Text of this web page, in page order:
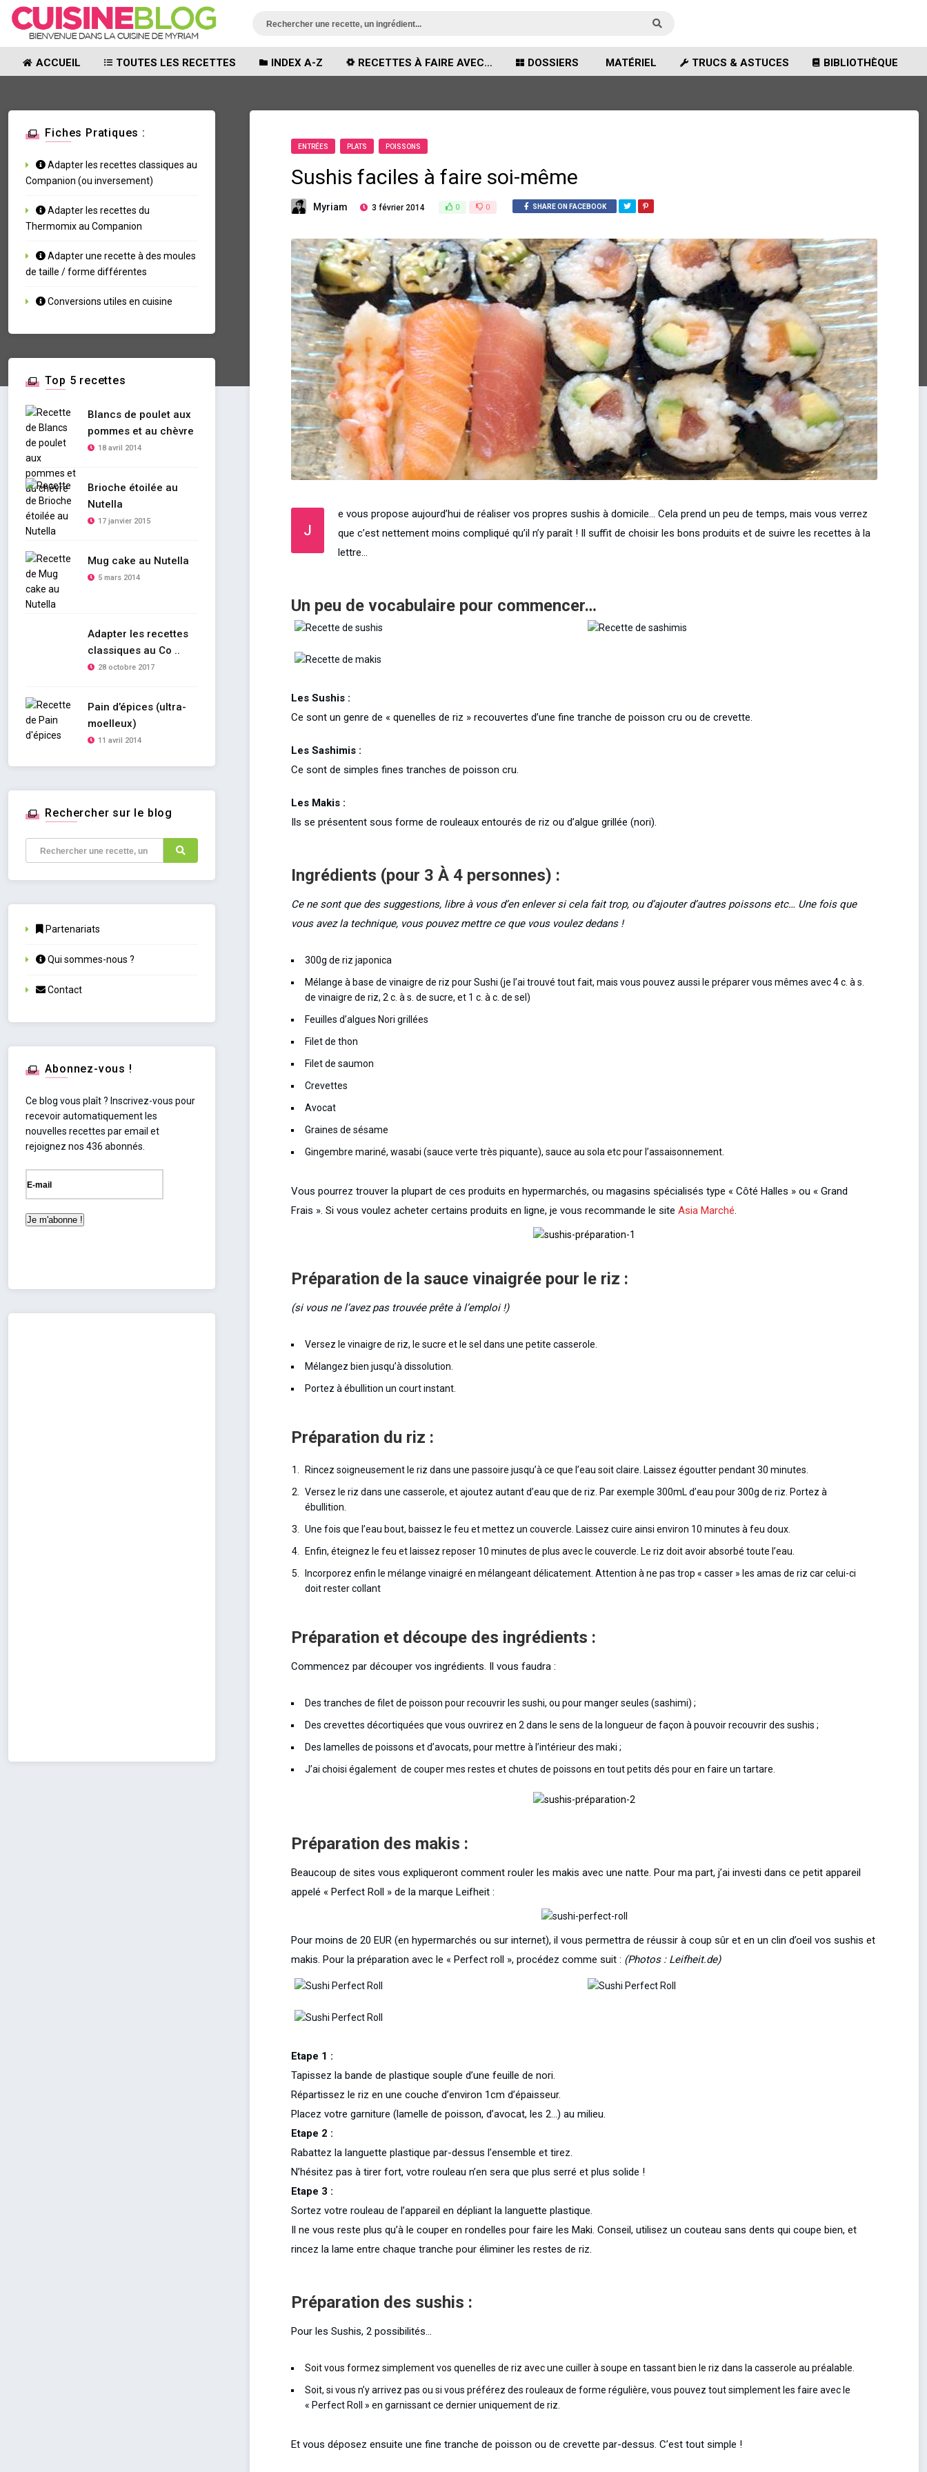
ACCUEIL TOUTES LES RECETTES INDEX A-Z RECETTES À FAIRE AVEC… DOSSIERS MATÉRIEL TRUCS & ASTUCES BIBLIOTHÈQUE
ENTRÉES PLATS POISSONS
Sushis faciles à faire soi-même
Myriam 3 février 2014 0 0 SHARE ON FACEBOOK
J
e vous propose aujourd’hui de réaliser vos propres sushis à domicile… Cela prend un peu de temps, mais vous verrez
que c’est nettement moins compliqué qu’il n’y paraît ! Il suffit de choisir les bons produits et de suivre les recettes à la
lettre…
Un peu de vocabulaire pour commencer…
Les Sushis :
Ce sont un genre de « quenelles de riz » recouvertes d’une fine tranche de poisson cru ou de crevette.
Les Sashimis :
Ce sont de simples fines tranches de poisson cru.
Les Makis :
Ils se présentent sous forme de rouleaux entourés de riz ou d’algue grillée (nori).
Ingrédients (pour 3 À 4 personnes) :
Ce ne sont que des suggestions, libre à vous d’en enlever si cela fait trop, ou d’ajouter d’autres poissons etc… Une fois que
vous avez la technique, vous pouvez mettre ce que vous voulez dedans !
300g de riz japonica
Mélange à base de vinaigre de riz pour Sushi (je l’ai trouvé tout fait, mais vous pouvez aussi le préparer vous mêmes avec 4 c. à s.
de vinaigre de riz, 2 c. à s. de sucre, et 1 c. à c. de sel)
Feuilles d’algues Nori grillées
Filet de thon
Filet de saumon
Crevettes
Avocat
Graines de sésame
Gingembre mariné, wasabi (sauce verte très piquante), sauce au sola etc pour l’assaisonnement.
Vous pourrez trouver la plupart de ces produits en hypermarchés, ou magasins spécialisés type « Côté Halles » ou « Grand
Frais ». Si vous voulez acheter certains produits en ligne, je vous recommande le site Asia Marché
Préparation de la sauce vinaigrée pour le riz :
(si vous ne l’avez pas trouvée prête à l’emploi !)
Versez le vinaigre de riz, le sucre et le sel dans une petite casserole.
Mélangez bien jusqu’à dissolution.
Portez à ébullition un court instant.
Préparation du riz :
Rincez soigneusement le riz dans une passoire jusqu’à ce que l’eau soit claire. Laissez égoutter pendant 30 minutes.
Versez le riz dans une casserole, et ajoutez autant d’eau que de riz. Par exemple 300mL d’eau pour 300g de riz. Portez à
ébullition.
Une fois que l’eau bout, baissez le feu et mettez un couvercle. Laissez cuire ainsi environ 10 minutes à feu doux.
Enfin, éteignez le feu et laissez reposer 10 minutes de plus avec le couvercle. Le riz doit avoir absorbé toute l’eau.
Incorporez enfin le mélange vinaigré en mélangeant délicatement. Attention à ne pas trop « casser » les amas de riz car celui-ci
doit rester collant
Préparation et découpe des ingrédients :
Commencez par découper vos ingrédients. Il vous faudra :
Des tranches de filet de poisson pour recouvrir les sushi, ou pour manger seules (sashimi) ;
Des crevettes décortiquées que vous ouvrirez en 2 dans le sens de la longueur de façon à pouvoir recouvrir des sushis ;
Des lamelles de poissons et d’avocats, pour mettre à l’intérieur des maki ;
J’ai choisi également de couper mes restes et chutes de poissons en tout petits dés pour en faire un tartare.
Préparation des makis :
Beaucoup de sites vous expliqueront comment rouler les makis avec une natte. Pour ma part, j’ai investi dans ce petit appareil
appelé « Perfect Roll » de la marque Leifheit :
Pour moins de 20 EUR (en hypermarchés ou sur internet), il vous permettra de réussir à coup sûr et en un clin d’oeil vos sushis et
makis. Pour la préparation avec le « Perfect roll », procédez comme suit : (Photos : Leifheit.de)
Etape 1 :
Tapissez la bande de plastique souple d’une feuille de nori.
Répartissez le riz en une couche d’environ 1cm d’épaisseur.
Placez votre garniture (lamelle de poisson, d’avocat, les 2…) au milieu.
Etape 2 :
Rabattez la languette plastique par-dessus l’ensemble et tirez.
N’hésitez pas à tirer fort, votre rouleau n’en sera que plus serré et plus solide !
Etape 3 :
Sortez votre rouleau de l’appareil en dépliant la languette plastique.
Il ne vous reste plus qu’à le couper en rondelles pour faire les Maki. Conseil, utilisez un couteau sans dents qui coupe bien, et
rincez la lame entre chaque tranche pour éliminer les restes de riz.
Préparation des sushis :
Pour les Sushis, 2 possibilités…
Soit vous formez simplement vos quenelles de riz avec une cuiller à soupe en tassant bien le riz dans la casserole au préalable.
Soit, si vous n’y arrivez pas ou si vous préférez des rouleaux de forme régulière, vous pouvez tout simplement les faire avec le
« Perfect Roll » en garnissant ce dernier uniquement de riz.
Et vous déposez ensuite une fine tranche de poisson ou de crevette par-dessus. C’est tout simple !
Fiches Pratiques :
Adapter les recettes classiques au
Companion (ou inversement)
Adapter les recettes du
Thermomix au Companion
Adapter une recette à des moules
de taille / forme différentes
Conversions utiles en cuisine
Top 5 recettes
Blancs de poulet aux
pommes et au chèvre
18 avril 2014
Brioche étoilée au
Nutella
17 janvier 2015
Mug cake au Nutella
5 mars 2014
Adapter les recettes
classiques au Co ..
28 octobre 2017
Pain d’épices (ultra-
moelleux)
11 avril 2014
Rechercher sur le blog
Partenariats
Qui sommes-nous ?
Contact
Abonnez-vous !
Ce blog vous plaît ? Inscrivez-vous pour
recevoir automatiquement les
nouvelles recettes par email et
rejoignez nos 436 abonnés.